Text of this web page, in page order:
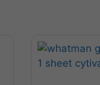
Produk
ini